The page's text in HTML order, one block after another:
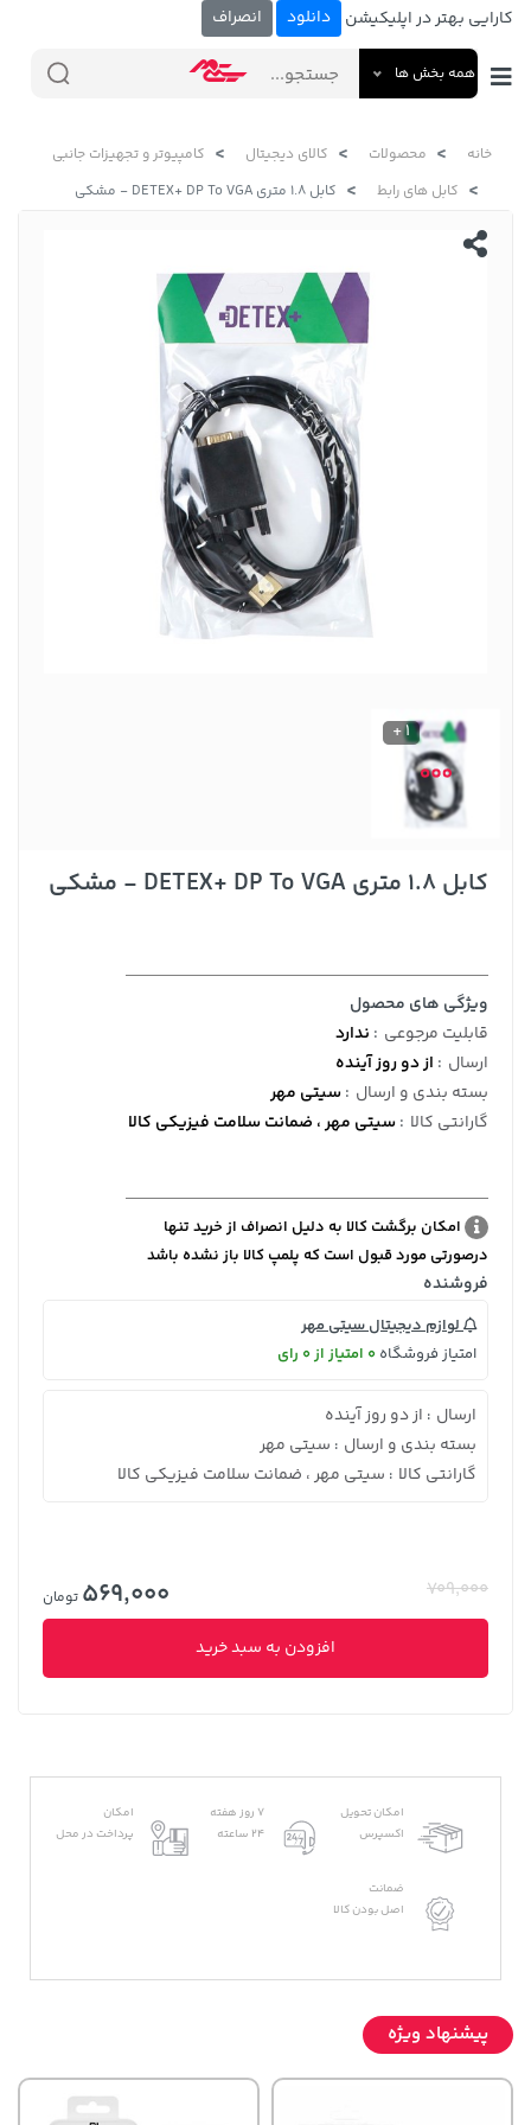
کارایی بهتر در اپلیکیشن دانلود انصراف
همه بخش ها
خانه محصولات کالای دیجیتال
کامپیوتر و تجهیزات جانبی
کابل های رابط
کابل 1.8 متری DETEX+ DP To VGA - مشکی
1 +
کابل 1.8 متری DETEX+ DP To VGA - مشکی
ویژگی های محصول
قابلیت مرجوعی : ندارد
ارسال : از دو روز آینده
بسته بندی و ارسال :سیتی مهر
گارانتی کالا :سیتی مهر ، ضمانت سلامت فیزیکی کالا
امکان برگشت کالا به دلیل انصراف از خرید تنها
درصورتی مورد قبول است که پلمپ کالا باز نشده باشد
فروشنده
لوازم دیجیتال سیتی مهر
امتیاز فروشگاه 0 امتیاز از 0 رای
ارسال : از دو روز آینده
بسته بندی و ارسال : سیتی مهر
گارانتی کالا : سیتی مهر ، ضمانت سلامت فیزیکی کالا
709,000
569,000 تومان
افزودن به سبد خرید
امکان تحویل
اکسپرس
7 روز هفته
24 ساعته
امکان
پرداخت در محل
ضمانت
اصل بودن کالا
پیشنهاد ویژه